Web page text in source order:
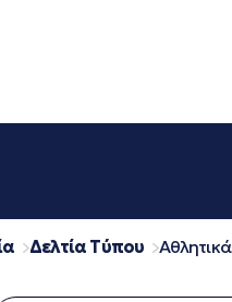
Δελτία Τύπου Αθλητικά